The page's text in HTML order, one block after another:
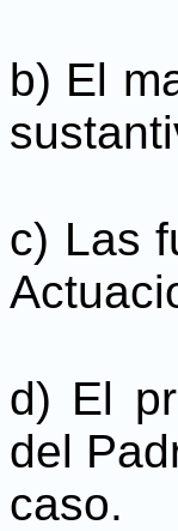
b) El
c) Las
d) El
del
caso.